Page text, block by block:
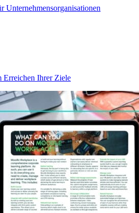
Unternehmensorganisationen
Erreichen Ihrer Ziele